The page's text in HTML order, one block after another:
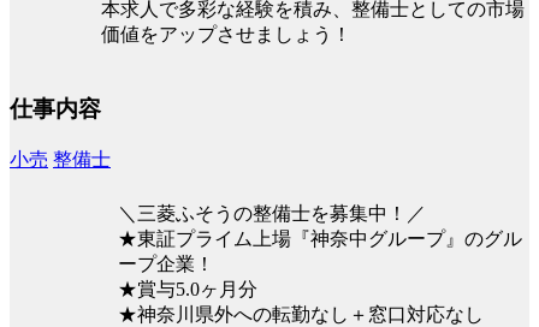
本求人で多彩な経験を積み、整備士としての市場
価値をアップさせましょう！
仕事内容
小売 整備士
＼三菱ふそうの整備士を募集中！／
★東証プライム上場『神奈中グループ』のグル
ープ企業！
★賞与5.0ヶ月分
★神奈川県外への転勤なし＋窓口対応なし